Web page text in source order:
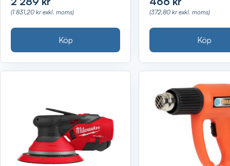
(1 831,20 kr exkl. moms)
Köp
(372,80 kr exkl. moms)
Köp